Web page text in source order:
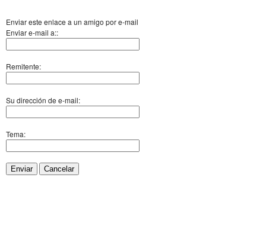
Enviar este enlace a un amigo por e-mail
Enviar e-mail a::
Remitente:
Su dirección de e-mail:
Tema:
Enviar Cancelar